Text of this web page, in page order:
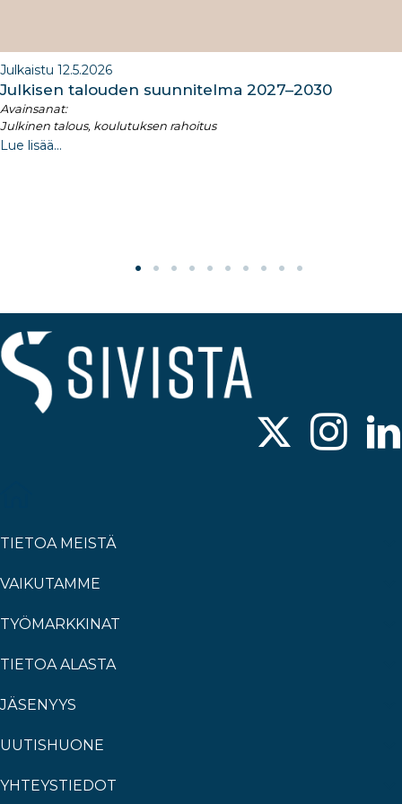
Julkaistu 12.5.2026
Julkisen talouden suunnitelma 2027–2030​
Avainsanat:
Julkinen talous, koulutuksen rahoitus
Lue lisää...
TIETOA MEISTÄ
VAIKUTAMME
TYÖMARKKINAT
TIETOA ALASTA
JÄSENYYS
UUTISHUONE
YHTEYSTIEDOT